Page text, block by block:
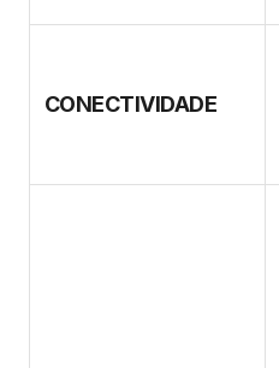
CONECTIVIDADE